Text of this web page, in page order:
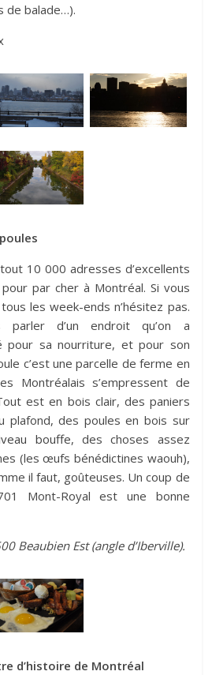
de balade…).
10 000 adresses d’excellents
par cher à Montréal. Si vous
les week-ends n’hésitez pas.
d’un endroit qu’on a
pour sa nourriture, et pour son
c’est une parcelle de ferme en
Montréalais s’empressent de
est en bois clair, des paniers
plafond, des poules en bois sur
bouffe, des choses assez
(les œufs bénédictines waouh),
il faut, goûteuses. Un coup de
Mont-Royal est une bonne
Beaubien Est (angle d’Iberville).
d’histoire de Montréal